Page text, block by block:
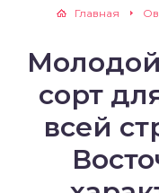
Главная
сорт
всей